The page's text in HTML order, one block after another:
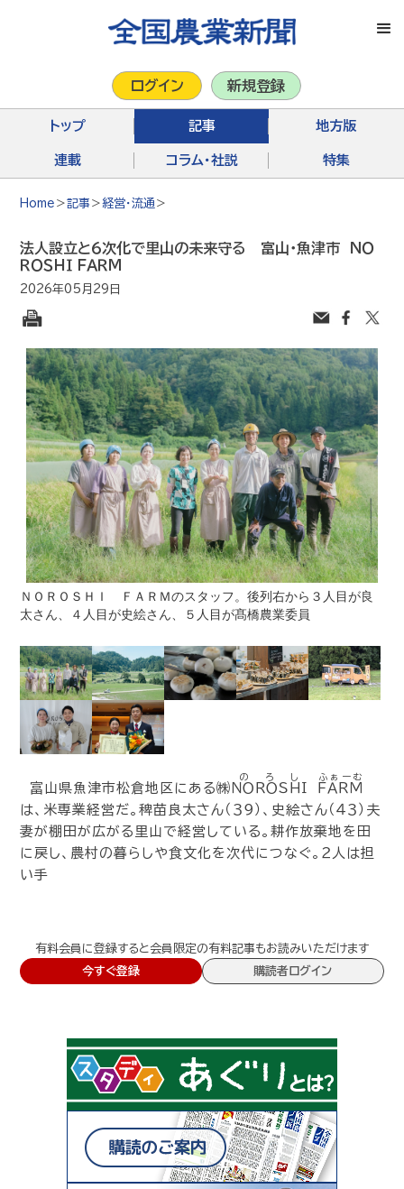
トップ 記事 地方版
連載 コラム・社説 特集
ログイン 新規登録
Home ＞記事＞経営・流通 ＞
法人設立と６次化で里山の未来守る 富山・魚津市 ＮＯ
ＲＯＳＨＩ ＦＡＲＭ
2026年05月29日
ＮＯＲＯＳＨＩ ＦＡＲＭのスタッフ。後列右から３人目が良
太さん、４人目が史絵さん、５人目が髙橋農業委員
富山県魚津市松倉地区にある㈱ ＮＯＲＯＳＨＩ
のろし
ＦＡＲＭ
ふぁーむ
は、米専業経営だ。稗苗良太さん（３９）、史絵さん（４３）夫
妻が棚田が広がる里山で経営している。耕作放棄地を田
に戻し、農村の暮らしや食文化を次代につなぐ。２人は担
い手
有料会員に登録すると会員限定の有料記事もお読みいただけます
今すぐ登録
購読者ログイン